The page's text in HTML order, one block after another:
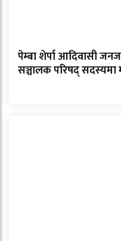
पेम्बा शेर्पा आदिवासी
सञ्चालक परिषद् सदस्यमा